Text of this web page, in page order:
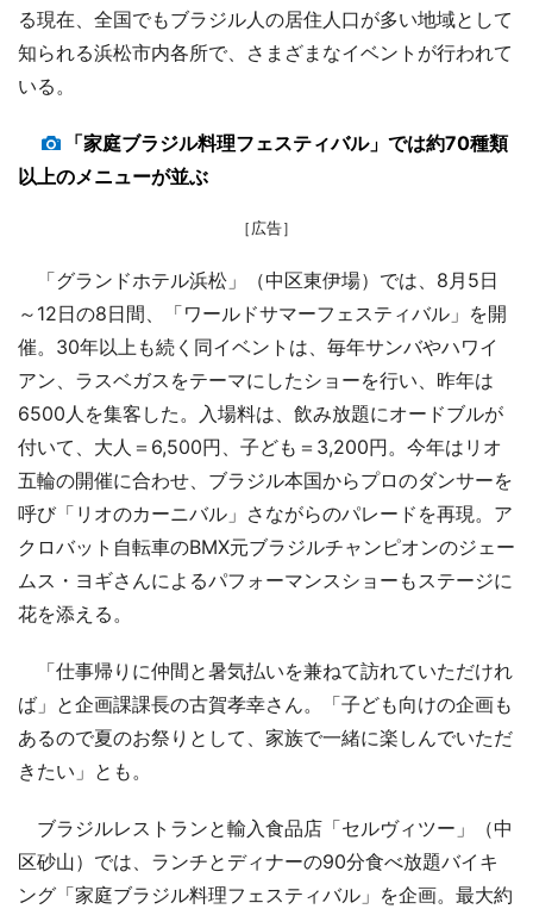
る現在、全国でもブラジル人の居住人口が多い地域として
知られる浜松市内各所で、さまざまなイベントが行われて
いる。
「家庭ブラジル料理フェスティバル」では約70種類
以上のメニューが並ぶ
［広告］
「グランドホテル浜松」（中区東伊場）では、8月5日
～12日の8日間、「ワールドサマーフェスティバル」を開
催。30年以上も続く同イベントは、毎年サンバやハワイ
アン、ラスベガスをテーマにしたショーを行い、昨年は
6500人を集客した。入場料は、飲み放題にオードブルが
付いて、大人＝6,500円、子ども＝3,200円。今年はリオ
五輪の開催に合わせ、ブラジル本国からプロのダンサーを
呼び「リオのカーニバル」さながらのパレードを再現。ア
クロバット自転車のBMX元ブラジルチャンピオンのジェー
ムス・ヨギさんによるパフォーマンスショーもステージに
花を添える。
「仕事帰りに仲間と暑気払いを兼ねて訪れていただけれ
ば」と企画課課長の古賀孝幸さん。「子ども向けの企画も
あるので夏のお祭りとして、家族で一緒に楽しんでいただ
きたい」とも。
ブラジルレストランと輸入食品店「セルヴィツー」（中
区砂山）では、ランチとディナーの90分食べ放題バイキ
ング「家庭ブラジル料理フェスティバル」を企画。最大約